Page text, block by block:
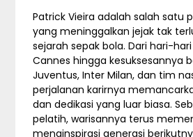
Patrick Vieira adalah salah satu
yang meninggalkan jejak tak
sejarah sepak bola. Dari hari-
Cannes hingga kesuksesannya
Juventus, Inter Milan, dan tim
perjalanan karirnya
dan dedikasi yang luar biasa.
pelatih, warisannya terus
menginspirasi generasi